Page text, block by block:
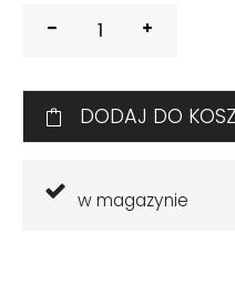
DODAJ DO
w magazynie